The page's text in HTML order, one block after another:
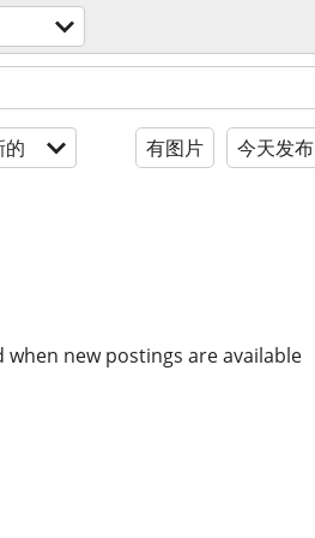
的 有图片 今天发布
new postings are available